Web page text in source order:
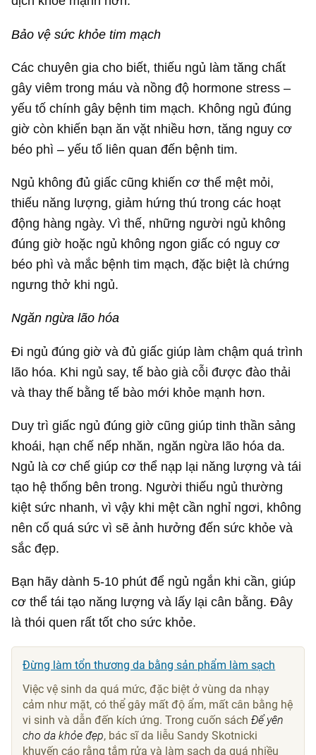
Bảo vệ sức khỏe tim mạch
Các chuyên gia cho biết, thiếu ngủ làm tăng chất
gây viêm trong máu và nồng độ hormone stress –
yếu tố chính gây bệnh tim mạch. Không ngủ đúng
giờ còn khiến bạn ăn vặt nhiều hơn, tăng nguy cơ
béo phì – yếu tố liên quan đến bệnh tim.
Ngủ không đủ giấc cũng khiến cơ thể mệt mỏi,
thiếu năng lượng, giảm hứng thú trong các hoạt
động hàng ngày. Vì thế, những người ngủ không
đúng giờ hoặc ngủ không ngon giấc có nguy cơ
béo phì và mắc bệnh tim mạch, đặc biệt là chứng
ngưng thở khi ngủ.
Ngăn ngừa lão hóa
Đi ngủ đúng giờ và đủ giấc giúp làm chậm quá trình
lão hóa. Khi ngủ say, tế bào già cỗi được đào thải
và thay thế bằng tế bào mới khỏe mạnh hơn.
Duy trì giấc ngủ đúng giờ cũng giúp tinh thần sảng
khoái, hạn chế nếp nhăn, ngăn ngừa lão hóa da.
Ngủ là cơ chế giúp cơ thể nạp lại năng lượng và tái
tạo hệ thống bên trong. Người thiếu ngủ thường
kiệt sức nhanh, vì vậy khi mệt cần nghỉ ngơi, không
nên cố quá sức vì sẽ ảnh hưởng đến sức khỏe và
sắc đẹp.
Bạn hãy dành 5-10 phút để ngủ ngắn khi cần, giúp
cơ thể tái tạo năng lượng và lấy lại cân bằng. Đây
là thói quen rất tốt cho sức khỏe.
Đừng làm tổn thương da bằng sản phẩm làm sạch
Việc vệ sinh da quá mức, đặc biệt ở vùng da nhạy
cảm như mặt, có thể gây mất độ ẩm, mất cân bằng hệ
vi sinh và dẫn đến kích ứng. Trong cuốn sáchĐể yên
cho da khỏe đẹp, bác sĩ da liễu Sandy Skotnicki
khuyến cáo rằng tắm rửa và làm sạch da quá nhiều